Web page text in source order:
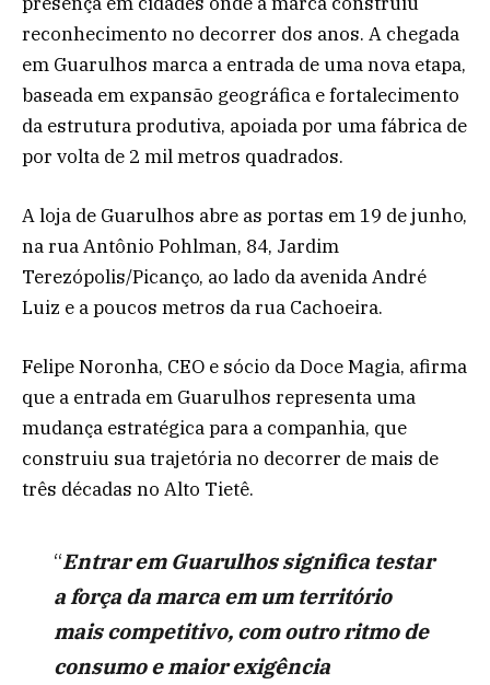
reconhecimento no decorrer dos anos. A chegada
em Guarulhos marca a entrada de uma nova etapa,
baseada em expansão geográfica e fortalecimento
da estrutura produtiva, apoiada por uma fábrica de
por volta de 2 mil metros quadrados.
A loja de Guarulhos abre as portas em 19 de junho,
na rua Antônio Pohlman, 84, Jardim
Terezópolis/Picanço, ao lado da avenida André
Luiz e a poucos metros da rua Cachoeira.
Felipe Noronha, CEO e sócio da Doce Magia, afirma
que a entrada em Guarulhos representa uma
mudança estratégica para a companhia, que
construiu sua trajetória no decorrer de mais de
três décadas no Alto Tietê.
“Entrar em Guarulhos significa testar
a força da marca em um território
mais competitivo, com outro ritmo de
consumo e maior exigência